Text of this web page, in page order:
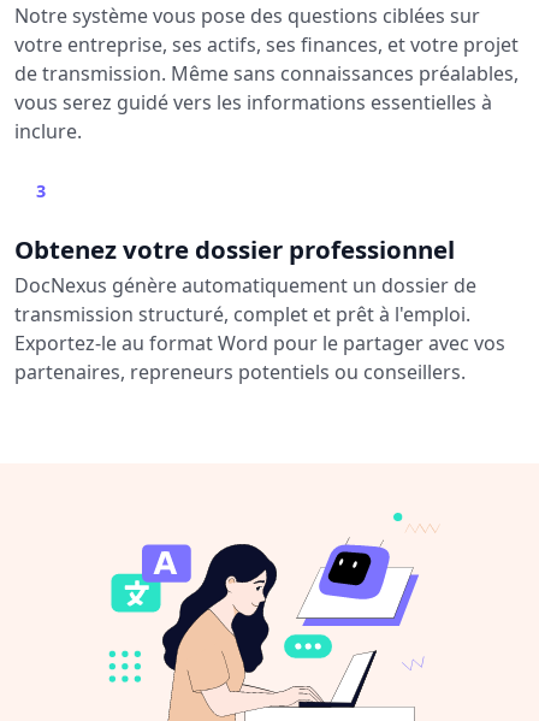
Notre système vous pose des questions ciblées sur
votre entreprise, ses actifs, ses finances, et votre projet
de transmission. Même sans connaissances préalables,
vous serez guidé vers les informations essentielles à
inclure.
3
Obtenez votre dossier professionnel
DocNexus génère automatiquement un dossier de
transmission structuré, complet et prêt à l'emploi.
Exportez-le au format Word pour le partager avec vos
partenaires, repreneurs potentiels ou conseillers.